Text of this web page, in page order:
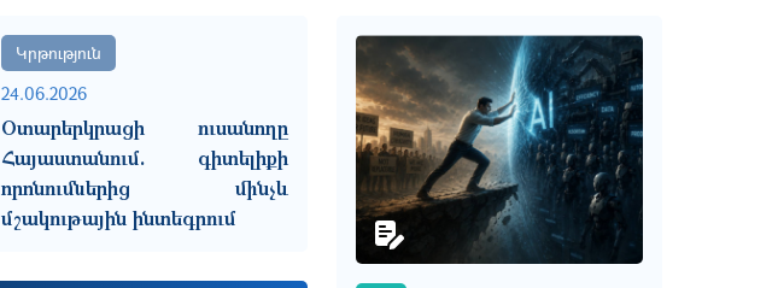
Կրթություն
24.06.2026
Օտարերկրացի ուսանողը
Հայաստանում. գիտելիքի
որոնումներից մինչև
մշակութային ինտեգրում